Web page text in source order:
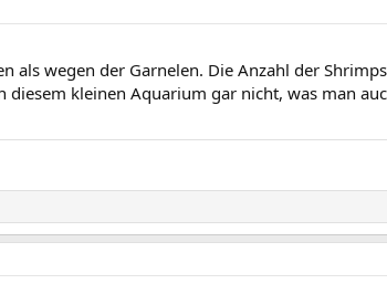
als wegen der Garnelen. Die Anzahl der
kleinen Aquarium gar nicht, was man